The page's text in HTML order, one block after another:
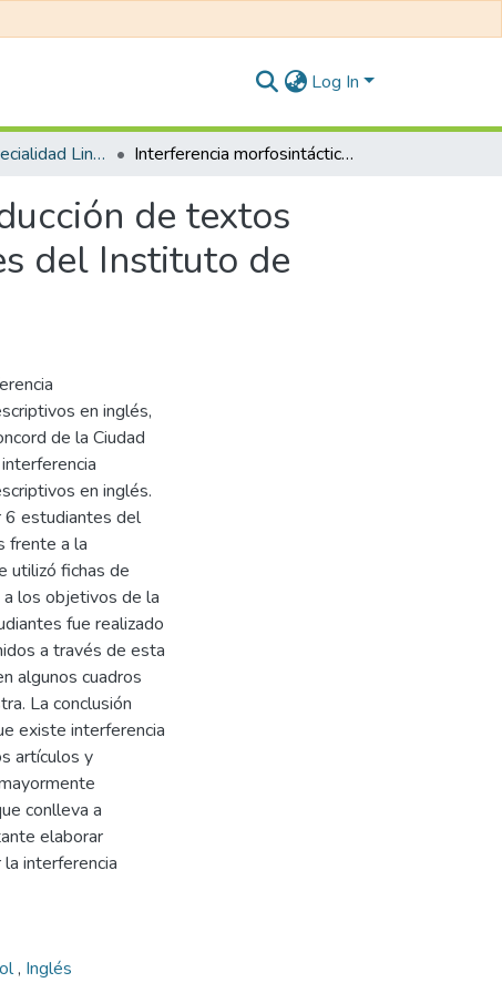
Log In
Educación: Especialidad Lingüística e Inglés Interferencia morfosintáctica del español en la producción de textos descriptivos en inglés que presentan los estudiantes del Instituto de Idiomas “Concord” - Juliaca 2018
de textos
del Instituto de
en inglés,
de la Ciudad
en inglés.
6 estudiantes del
frente a la
utilizó fichas de
los objetivos de la
fue realizado
a través de esta
algunos cuadros
La conclusión
existe interferencia
artículos y
conlleva a
elaborar
interferencia
, Inglés